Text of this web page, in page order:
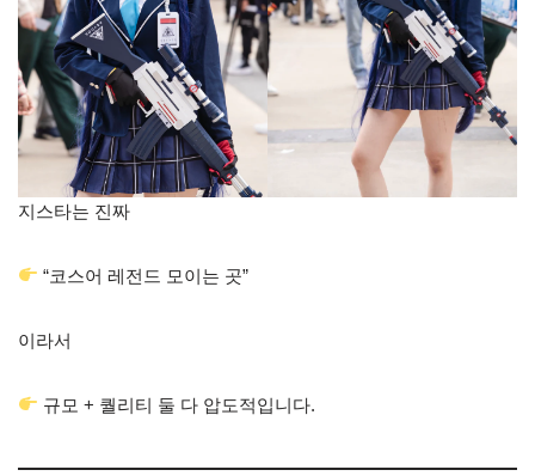
지스타는 진짜
“코스어 레전드 모이는 곳”
이라서
규모 + 퀄리티 둘 다 압도적입니다.